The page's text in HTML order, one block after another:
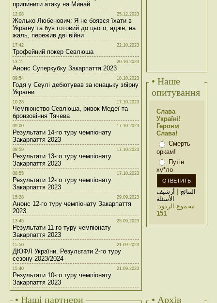
припинити атаку на Минай
12:08 25.12.2023
Желько Любенович: Я не боявся їхати в
Україну та був готовий до цього, адже, на
жаль, пережив дві війни
17:42 22.10.2023
Трофейний покер Севлюша
13:11 20.10.2023
Анонс Суперкубку Закарпаття 2023
09:54 18.10.2023
Годя у Сеулі дебютував за юнацьку збірну
України
10:28 17.10.2023
Чемпіонство Севлюша, ривок Медеї та
бронзовіння Тячева
09:00 17.10.2023
Результати 14-го туру чемпіонату
Закарпаття 2023
08:59 17.10.2023
Результати 13-го туру чемпіонату
Закарпаття 2023
08:55 17.10.2023
Результати 12-го туру чемпіонату
Закарпаття 2023
15:28 29.09.2023
Анонс 12-го туру чемпіонату Закарпаття
2023
13:45 25.09.2023
Результати 11-го туру чемпіонату
Закарпаття 2023
15:50 21.09.2023
ДЮФЛ України. Результати 2-го туру
сезону 2023/2024
15:40 21.09.2023
Результати 10-го туру чемпіонату
Закарпаття 2023
• Наше
опитування
Слава
Україні!
Героям
Слава!
Смерть
оркам!
Путін
ху*ло
النتائج | أرشيف
الأسئلة
مجموع الردود:
151
• Наші партнери
• Архів